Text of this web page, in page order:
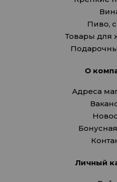
Пиво,
Товары для
О
Адреса
Личный